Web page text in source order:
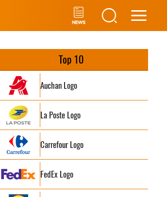
Top 10
Auchan Logo
La Poste Logo
Carrefour Logo
FedEx Logo